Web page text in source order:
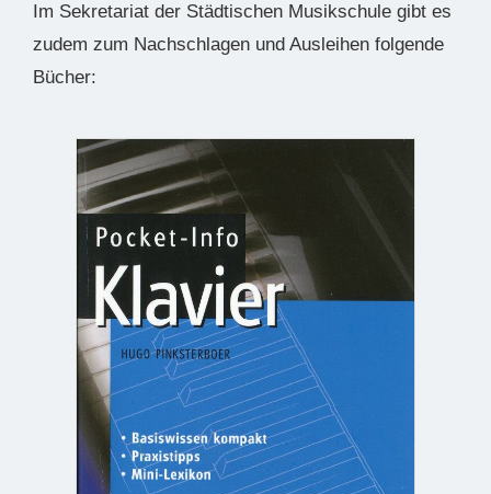
Im Sekretariat der Städtischen Musikschule gibt es
zudem zum Nachschlagen und Ausleihen folgende
Bücher: